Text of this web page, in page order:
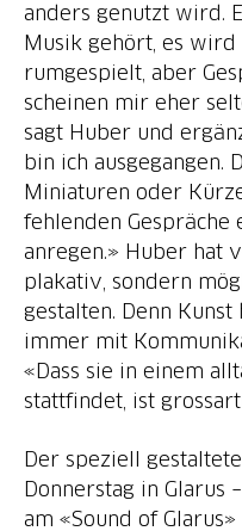
anders genutzt wird.
Musik gehört, es
rumgespielt, aber
scheinen mir eher
sagt Huber und
bin ich ausgegangen.
Miniaturen oder
fehlenden Gespräche
anregen.» Huber hat
plakativ, sondern
gestalten. Denn
immer mit
«Dass sie in einem
stattfindet, ist
Der speziell
Donnerstag in Glarus
am «Sound of